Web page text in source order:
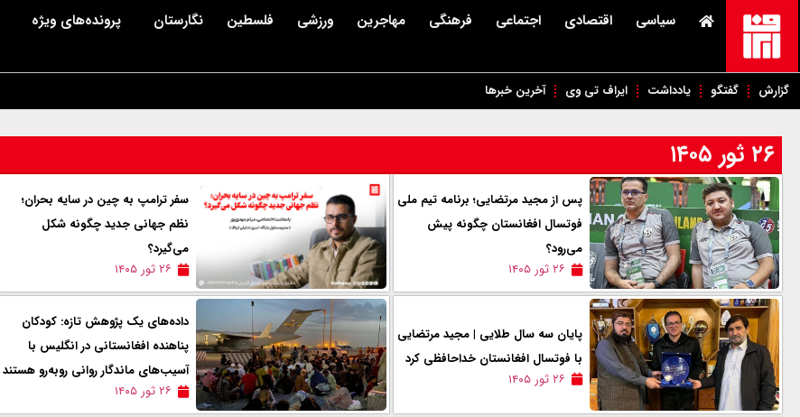
سیاسی اقتصادی اجتماعی فرهنگی مهاجرین ورزشی فلسطین نگارستان پرونده‌های ویژه
گزارش گفتگو یادداشت ایراف تی وی آخرین خبرها
۲۶ ثور ۱۴۰۵
پس از مجید مرتضایی؛ برنامه تیم ملی
فوتسال افغانستان چگونه پیش
می‌رود؟
۲۶ ثور ۱۴۰۵
سفر ترامپ به چین در سایه بحران؛
نظم جهانی جدید چگونه شکل
می‌گیرد؟
۲۶ ثور ۱۴۰۵
پایان سه سال طلایی | مجید مرتضایی
با فوتسال افغانستان خداحافظی کرد
۲۶ ثور ۱۴۰۵
داده‌های یک پژوهش تازه: کودکان
پناهنده افغانستانی در انگلیس با
آسیب‌های ماندگار روانی روبه‌رو هستند
۲۶ ثور ۱۴۰۵